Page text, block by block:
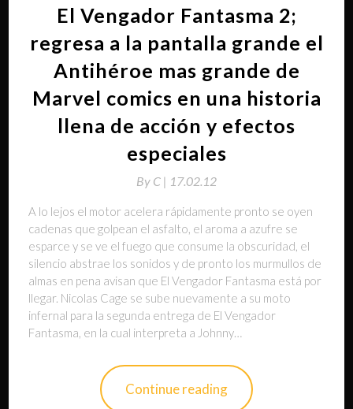
El Vengador Fantasma 2;
regresa a la pantalla grande el
Antihéroe mas grande de
Marvel comics en una historia
llena de acción y efectos
especiales
By C | 17.02.12
A lo lejos el motor acelera rápidamente pronto se oyen
cadenas que golpean el asfalto, el aroma a azufre se
esparce y se ve el fuego que consume la obscuridad, el
silencio abstrae los sonidos y de pronto los murmullos de
almas en pena avisan que El Vengador Fantasma está por
llegar. Nicolas Cage se sube nuevamente a su moto
infernal para la segunda entrega de El Vengador
Fantasma, en la cual interpreta a Johnny…
Continue reading